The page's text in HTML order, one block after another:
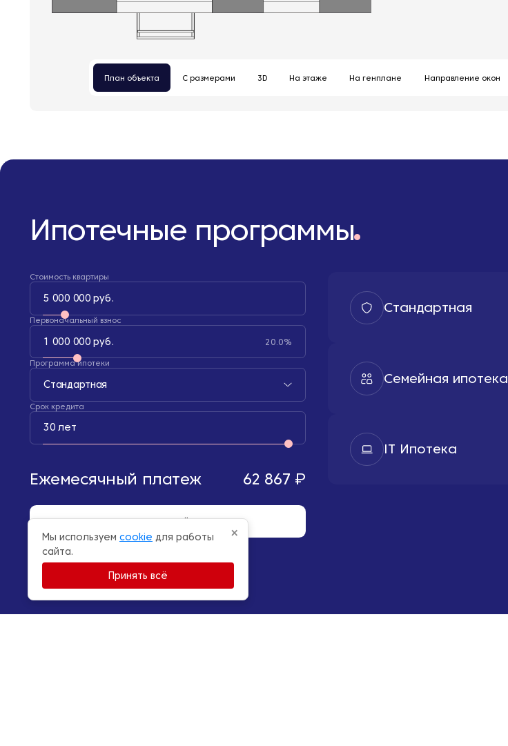
План объекта С размерами 3D На этаже На генплане Направление окон
Ипотечные программы
Стоимость квартиры
5 000 000 руб.
Первоначальный взнос
1 000 000 руб. 20.0%
Программа ипотеки
Стандартная
Срок кредита
30 лет
Ежемесячный платеж 62 867 ₽
Отправить онлайн-заявку
Стандартная
Семейная ипотека
IT Ипотека
×
Мы используем cookie для работы
сайта.
Принять всё